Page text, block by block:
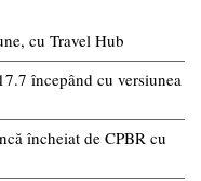
cu Travel Hub
începând cu versiunea
încheiat de CPBR cu